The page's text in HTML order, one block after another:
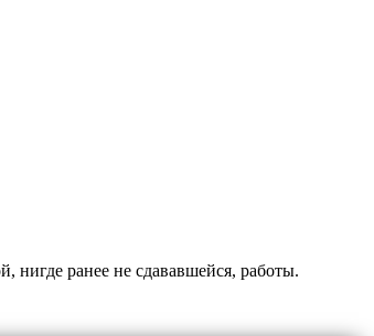
нигде ранее не сдававшейся, работы.